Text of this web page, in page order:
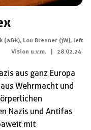
(a&k), Lou Brenner (jW), left
Vision u.v.m.
| 28.02.24
aus ganz Europa
Wehrmacht und
Nazis und Antifas
mit